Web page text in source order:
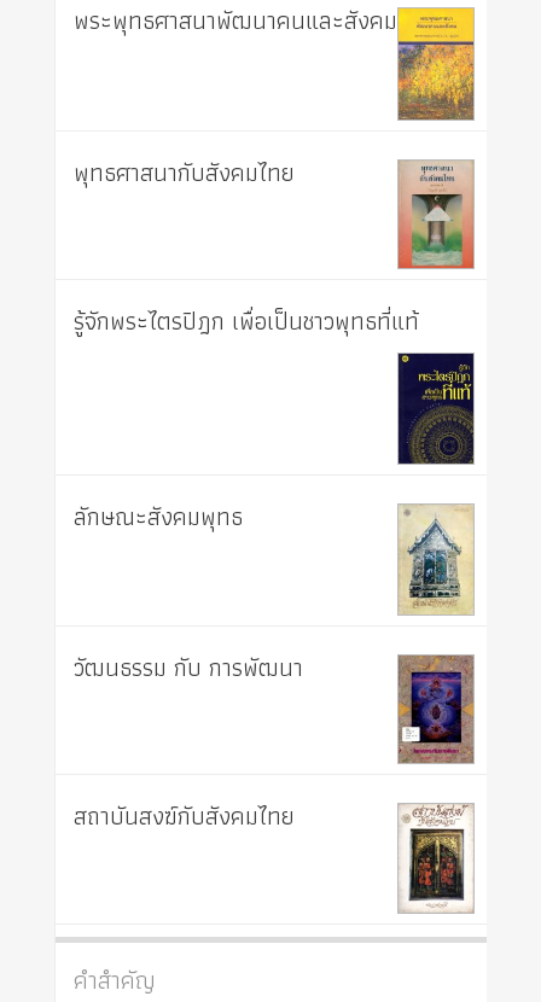
พระพุทธศาสนาพัฒนาคนและสังคม
พุทธศาสนากับสังคมไทย
รู้จักพระไตรปิฎก เพื่อเป็นชาวพุทธที่แท้
ลักษณะสังคมพุทธ
วัฒนธรรม กับ การพัฒนา
สถาบันสงฆ์กับสังคมไทย
คำสำคัญ